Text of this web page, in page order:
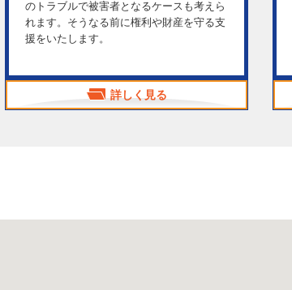
のトラブルで被害者となるケースも考えら
れます。そうなる前に権利や財産を守る支
援をいたします。
詳しく見る